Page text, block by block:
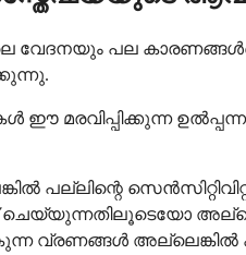
വേദനയും പല
മരവിപ്പിക്കുന്ന
പല്ലിന്റെ
വ്രണങ്ങൾ